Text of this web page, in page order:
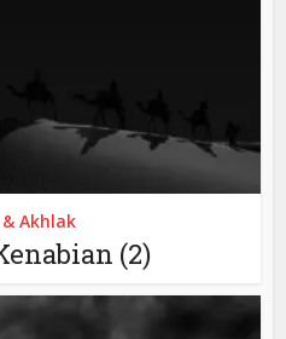
Akhlak
(2)